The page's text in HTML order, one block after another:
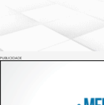
PUBLICIDADE